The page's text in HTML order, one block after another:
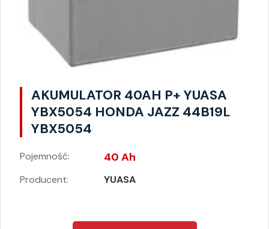
AKUMULATOR 40AH P+ YUASA
YBX5054 HONDA JAZZ 44B19L
YBX5054
Pojemność: 40 Ah
Producent: YUASA